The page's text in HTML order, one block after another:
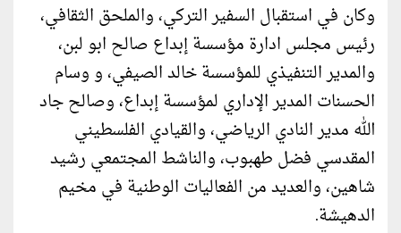
وكان في استقبال السفير التركي، والملحق الثقافي،
رئيس مجلس ادارة مؤسسة إبداع صالح ابو لبن،
والمدير التنفيذي للمؤسسة خالد الصيفي، و وسام
الحسنات المدير الإداري لمؤسسة إبداع، وصالح جاد
الله مدير النادي الرياضي، والقيادي الفلسطيني
المقدسي فضل طهبوب، والناشط المجتمعي رشيد
شاهين، والعديد من الفعاليات الوطنية في مخيم
الدهيشة.